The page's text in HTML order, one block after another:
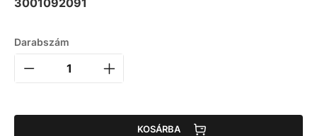
Darabszám
KOSÁRBA